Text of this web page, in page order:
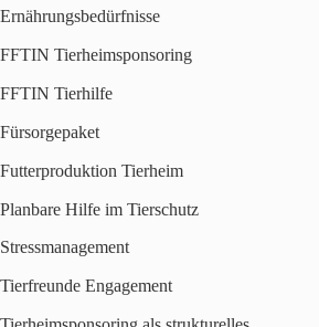
Ernährungsbedürfnisse
FFTIN Tierheimsponsoring
FFTIN Tierhilfe
Fürsorgepaket
Futterproduktion Tierheim
Planbare Hilfe im Tierschutz
Stressmanagement
Tierfreunde Engagement